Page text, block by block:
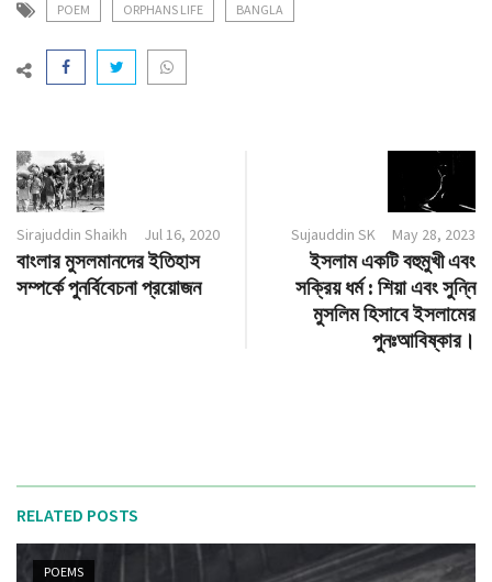
POEM ORPHANS LIFE BANGLA
Sirajuddin Shaikh Jul 16, 2020
বাংলার মুসলমানদের ইতিহাস
সম্পর্কে পুনর্বিবেচনা প্রয়োজন
Sujauddin SK May 28, 2023
ইসলাম একটি বহুমুখী এবং
সক্রিয় ধর্ম : শিয়া এবং সুন্নি
মুসলিম হিসাবে ইসলামের
পুনঃআবিষ্কার।
RELATED POSTS
POEMS